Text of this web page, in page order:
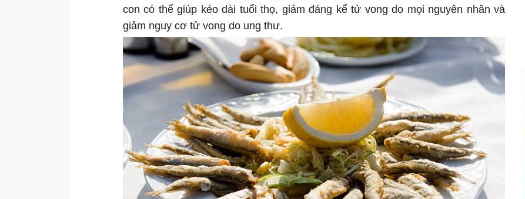
con có thể giúp kéo dài tuổi thọ, giảm đáng kể tử vong do mọi nguyên nhân và
giảm nguy cơ tử vong do ung thư.